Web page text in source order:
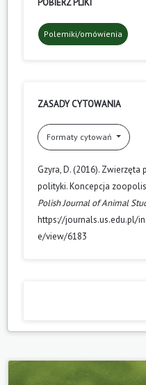
POBIERZ PLIKI
Polemiki/omówienia
ZASADY CYTOWANIA
Formaty cytowań
Gzyra, D. (2016).
polityki. Koncepcja
Polish Journal of Animal
https://journals.us.edu.pl/
e/view/6183